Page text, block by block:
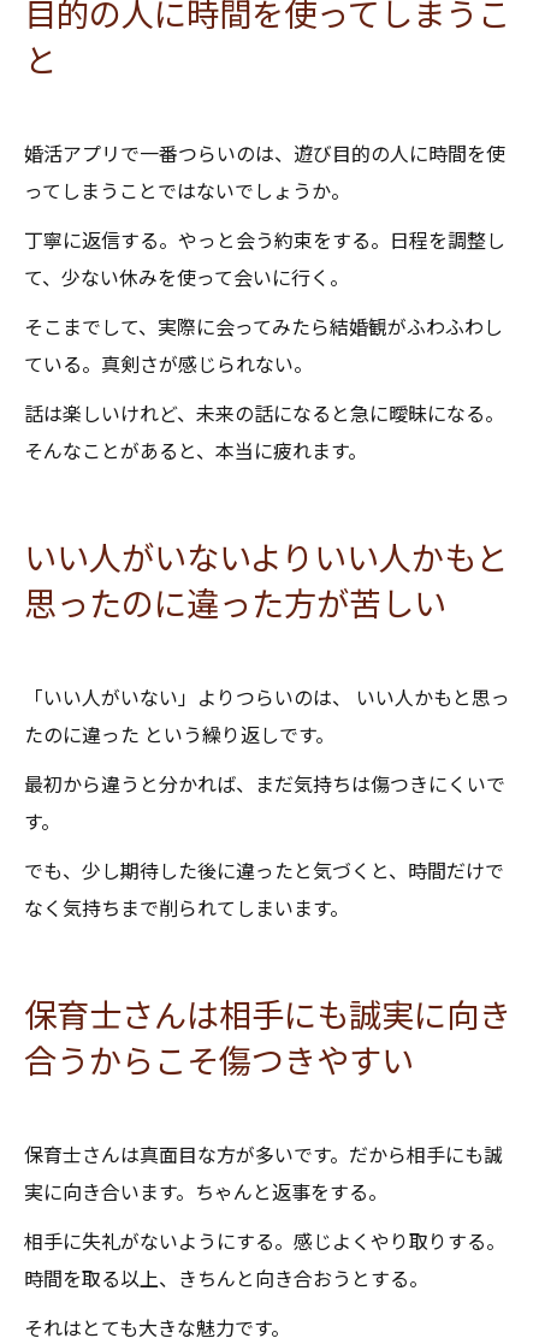
結婚に必要なのは言葉の優しさより行動の誠実
できる
大切な時間を真剣ではない人に使い続けないこ
一人で整理しにくい方へ
目的の人に時間を使ってしまうこ
と
婚活アプリで一番つらいのは、遊び目的の人に時間を使
ってしまうことではないでしょうか。
丁寧に返信する。やっと会う約束をする。日程を調整し
て、少ない休みを使って会いに行く。
そこまでして、実際に会ってみたら結婚観がふわふわし
ている。真剣さが感じられない。
話は楽しいけれど、未来の話になると急に曖昧になる。
そんなことがあると、本当に疲れます。
いい人がいないよりいい人かもと
思ったのに違った方が苦しい
「いい人がいない」よりつらいのは、 いい人かもと思っ
たのに違った という繰り返しです。
最初から違うと分かれば、まだ気持ちは傷つきにくいで
す。
でも、少し期待した後に違ったと気づくと、時間だけで
なく気持ちまで削られてしまいます。
保育士さんは相手にも誠実に向き
合うからこそ傷つきやすい
保育士さんは真面目な方が多いです。だから相手にも誠
実に向き合います。ちゃんと返事をする。
相手に失礼がないようにする。感じよくやり取りする。
時間を取る以上、きちんと向き合おうとする。
それはとても大きな魅力です。